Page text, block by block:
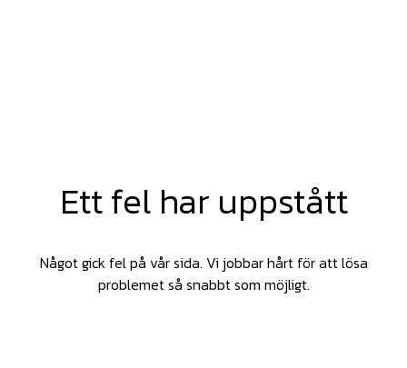
Ett fel har uppstått
Något gick fel på vår sida. Vi jobbar hårt för att lösa
problemet så snabbt som möjligt.